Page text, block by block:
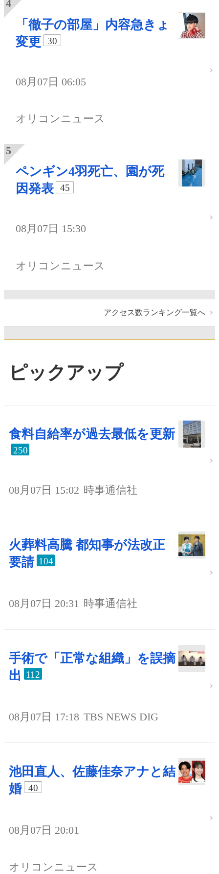
「徹子の部屋」内容急きょ
変更
30
08月07日 06:05
オリコンニュース
ペンギン4羽死亡、園が死
因発表
45
08月07日 15:30
オリコンニュース
アクセス数ランキング一覧へ
ピックアップ
食料自給率が過去最低を更新
250
08月07日 15:02 時事通信社
火葬料高騰 都知事が法改正
要請 104
08月07日 20:31 時事通信社
手術で「正常な組織」を誤摘
出
112
08月07日 17:18 TBS NEWS DIG
池田直人、佐藤佳奈アナと結
婚
40
08月07日 20:01
オリコンニュース